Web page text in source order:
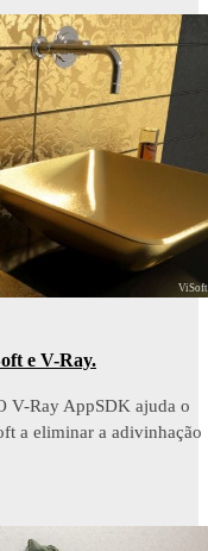
ViSoft
e V-Ray.
V-Ray AppSDK ajuda o
a eliminar a adivinhação